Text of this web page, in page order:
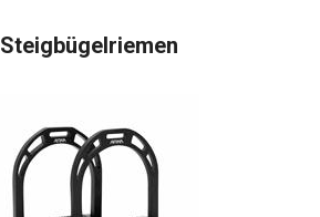
Steigbügelriemen